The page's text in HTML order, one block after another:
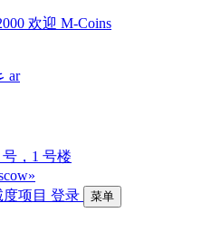
欢迎 M-Coins
ar
，1 号楼
项目 登录 菜单